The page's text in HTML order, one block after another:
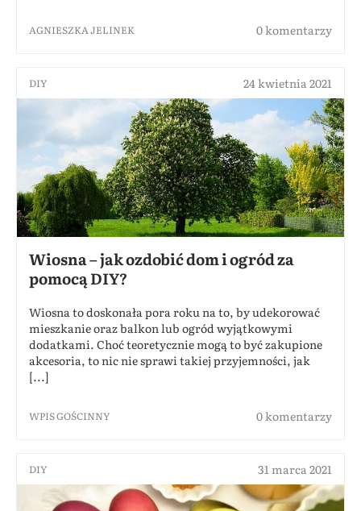
AGNIESZKA JELINEK 0 komentarzy
DIY 24 kwietnia 2021
Wiosna – jak ozdobić dom i ogród za
pomocą DIY?
Wiosna to doskonała pora roku na to, by udekorować
mieszkanie oraz balkon lub ogród wyjątkowymi
dodatkami. Choć teoretycznie mogą to być zakupione
akcesoria, to nic nie sprawi takiej przyjemności, jak
[...]
WPIS GOŚCINNY 0 komentarzy
DIY 31 marca 2021